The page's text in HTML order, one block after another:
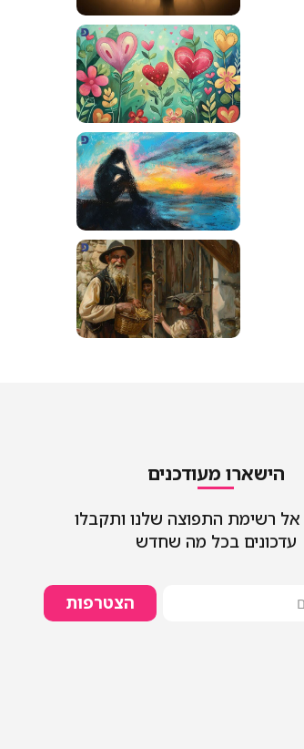
הישארו מעודכנים
אל רשימת התפוצה שלנו ותקבלו
עדכונים בכל מה שחדש
הצטרפות